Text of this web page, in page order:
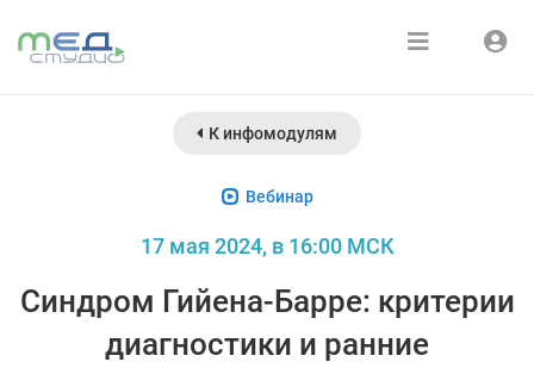
Курсы
Медиатека
Зарегистрироваться
К инфомодулям
Вебинар
17 мая 2024, в 16:00 МСК
Синдром Гийена-Барре: критерии
диагностики и ранние